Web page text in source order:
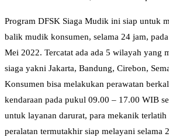
Program DFSK Siaga Mudik ini siap untuk
balik mudik konsumen, selama 24 jam,
Mei 2022. Tercatat ada ada 5 wilayah yang
siaga yakni Jakarta, Bandung, Cirebon,
Konsumen bisa melakukan perawatan
kendaraan pada pukul 09.00 – 17.00 WIB
untuk layanan darurat, para mekanik
peralatan termutakhir siap melayani selama